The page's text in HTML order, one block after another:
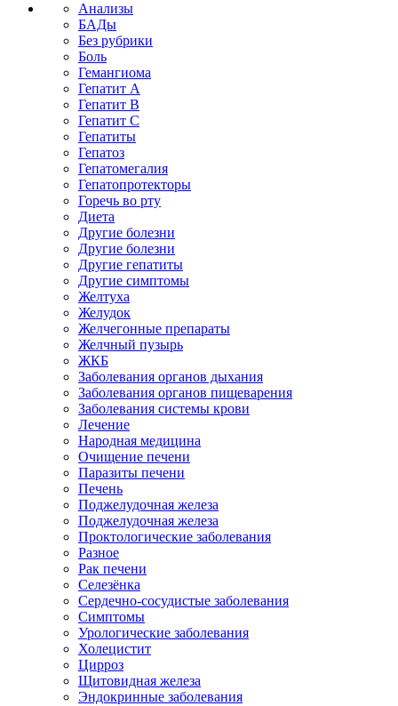
Анализы
БАДы
Без рубрики
Боль
Гемангиома
Гепатит A
Гепатит B
Гепатит C
Гепатиты
Гепатоз
Гепатомегалия
Гепатопротекторы
Горечь во рту
Диета
Другие болезни
Другие болезни
Другие гепатиты
Другие симптомы
Желтуха
Желудок
Желчегонные препараты
Желчный пузырь
ЖКБ
Заболевания органов дыхания
Заболевания органов пищеварения
Заболевания системы крови
Лечение
Народная медицина
Очищение печени
Паразиты печени
Печень
Поджелудочная железа
Поджелудочная железа
Проктологические заболевания
Разное
Рак печени
Селезёнка
Сердечно-сосудистые заболевания
Симптомы
Урологические заболевания
Холецистит
Цирроз
Щитовидная железа
Эндокринные заболевания